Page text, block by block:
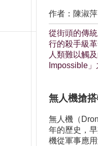
作者：陳淑
從街頭的傳
行的殺手級
人類難以觸
Impossible
無人機搶
無人機（
年的歷史，
機從軍事應